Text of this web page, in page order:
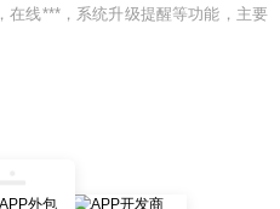
在线***，系统升级提醒等功能，主要